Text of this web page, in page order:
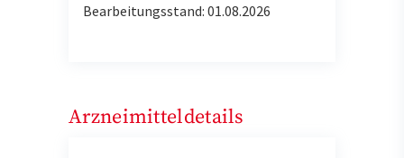
Bearbeitungsstand: 01.08.2026
Arzneimitteldetails